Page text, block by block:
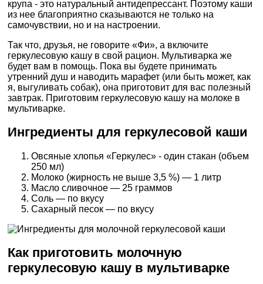
крупа - это натуральный антидепрессант. Поэтому каши
из нее благоприятно сказываются не только на
самочувствии, но и на настроении.
Так что, друзья, не говорите «Фи», а включите
геркулесовую кашу в свой рацион. Мультиварка же
будет вам в помощь. Пока вы будете принимать
утренний душ и наводить марафет (или быть может, как
я, выгуливать собак), она приготовит для вас полезный
завтрак. Приготовим геркулесовую кашу на молоке в
мультиварке.
Ингредиенты для геркулесовой каши
Овсяные хлопья «Геркулес» - один стакан (объем
250 мл)
Молоко (жирность не выше 3,5 %) — 1 литр
Масло сливочное — 25 граммов
Соль — по вкусу
Сахарный песок — по вкусу
Как приготовить молочную
геркулесовую кашу в мультиварке